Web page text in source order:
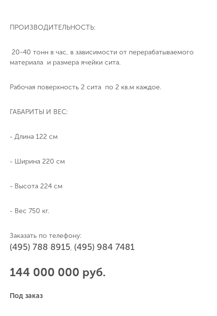
ПРОИЗВОДИТЕЛЬНОСТЬ:
20-40 тонн в час, в зависимости от перерабатываемого
материала и размера ячейки сита.
Рабочая поверхность 2 сита по 2 кв.м каждое.
ГАБАРИТЫ И ВЕС:
- Длина 122 см
- Ширина 220 см
- Высота 224 см
- Вес 750 кг.
Заказать по телефону:
(495) 788 8915, (495) 984 7481
144 000 000 руб.
Под заказ